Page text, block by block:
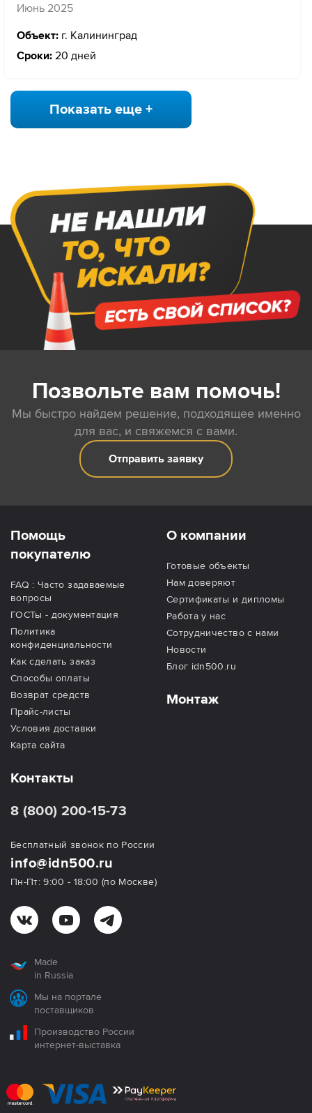
Июнь 2025
Объект: г. Калининград
Сроки: 20 дней
Показать еще +
Позвольте вам помочь!
Мы быстро найдем решение, подходящее именно
для вас, и свяжемся с вами.
Отправить заявку
Помощь
покупателю
FAQ : Часто задаваемые
вопросы
ГОСТы - документация
Политика
конфиденциальности
Как сделать заказ
Способы оплаты
Возврат средств
Прайс-листы
Условия доставки
Карта сайта
О компании
Готовые объекты
Нам доверяют
Сертификаты и дипломы
Работа у нас
Сотрудничество с нами
Новости
Блог idn500.ru
Монтаж
Контакты
8 (800) 200-15-73
Бесплатный звонок по России
info@idn500.ru
Пн-Пт: 9:00 - 18:00 (по Москве)
Made
in Russia
Мы на портале
поставщиков
Производство России
интернет-выставка